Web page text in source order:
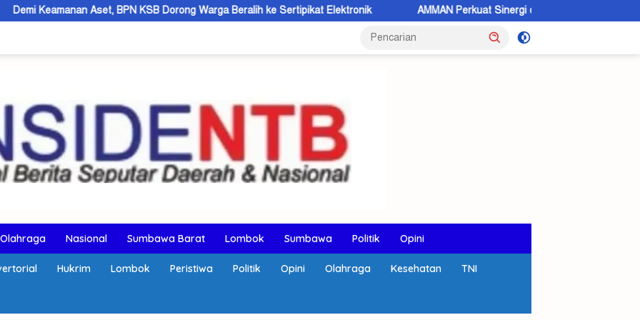
BPN KSB Dorong Warga Beralih ke Sertipikat Elektronik AMMAN Perkuat Sinergi dan Komunikasi Terbuka dengan Masyarakat
Olahraga Nasional Sumbawa Barat Lombok Sumbawa Politik Opini
Hukrim Lombok Peristiwa Politik Opini Olahraga Kesehatan TNI